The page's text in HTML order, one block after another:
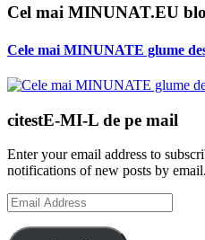
Cel mai MINUNAT.EU
Cele mai MINUNATE glume
citestE-MI-L de pe mail
Enter your email address to
notifications of new posts by email.
Email
Address